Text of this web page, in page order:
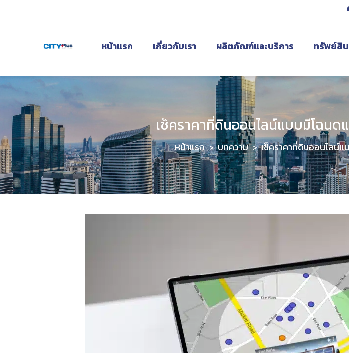
หน้าแรก เกี่ยวกับเรา ผลิตภัณฑ์และบริการ ทรัพย์สิ
เช็คราคาที่ดินออนไลน์แบบมีโฉนด
หน้าแรก > บทความ > เช็คราคาที่ดินออนไลน์แ